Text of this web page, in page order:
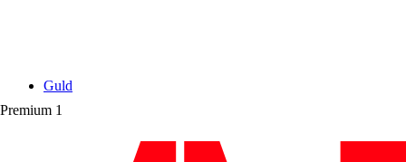
Premium 1
Guld